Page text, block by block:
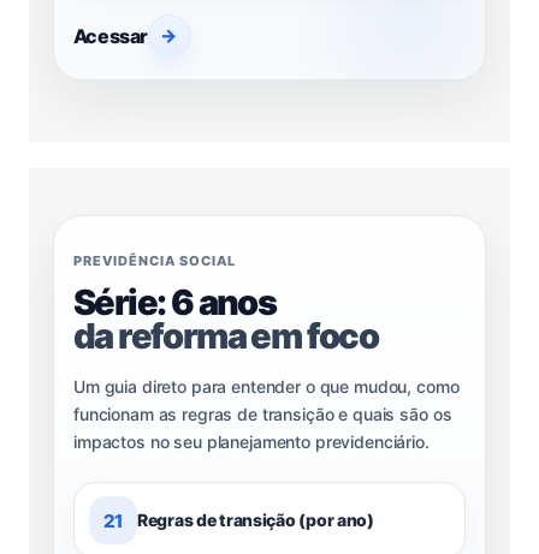
Acessar →
PREVIDÊNCIA SOCIAL
Série: 6 anos
da reforma em foco
Um guia direto para entender o que mudou, como
funcionam as regras de transição e quais são os
impactos no seu planejamento previdenciário.
21 Regras de transição (por ano)